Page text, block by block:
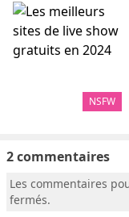
NSFW
2 commentaires
Les commentaires
fermés.